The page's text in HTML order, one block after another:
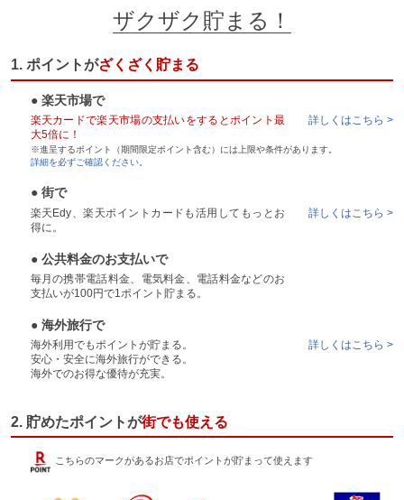
ザクザク貯まる！
1. ポイントがざくざく貯まる
● 楽天市場で
楽天カードで楽天市場の支払いをするとポイント最
大5倍に！
詳しくはこちら >
※進呈するポイント（期間限定ポイント含む）には上限や条件があります。
詳細を必ずご確認ください。
● 街で
楽天Edy、楽天ポイントカードも活用してもっとお
得に。
詳しくはこちら >
● 公共料金のお支払いで
毎月の携帯電話料金、電気料金、電話料金などのお
支払いが100円で1ポイント貯まる。
● 海外旅行で
海外利用でもポイントが貯まる。
安心・安全に海外旅行ができる。
海外でのお得な優待が充実。
詳しくはこちら >
2. 貯めたポイントが街でも使える
こちらのマークがあるお店でポイントが貯まって使えます